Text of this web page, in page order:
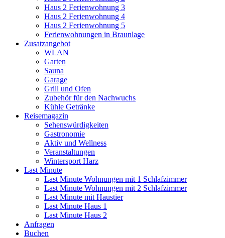
Haus 2 Ferienwohnung 3
Haus 2 Ferienwohnung 4
Haus 2 Ferienwohnung 5
Ferienwohnungen in Braunlage
Zusatzangebot
WLAN
Garten
Sauna
Garage
Grill und Ofen
Zubehör für den Nachwuchs
Kühle Getränke
Reisemagazin
Sehenswürdigkeiten
Gastronomie
Aktiv und Wellness
Veranstaltungen
Wintersport Harz
Last Minute
Last Minute Wohnungen mit 1 Schlafzimmer
Last Minute Wohnungen mit 2 Schlafzimmer
Last Minute mit Haustier
Last Minute Haus 1
Last Minute Haus 2
Anfragen
Buchen